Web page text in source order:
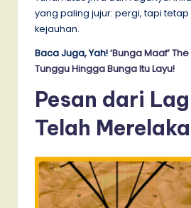
yang paling jujur: pergi, tapi
kejauhan.
Baca Juga, Yah!‘Bunga Maaf’
Tunggu Hingga Bunga Itu Layu!
Pesan dari
Telah